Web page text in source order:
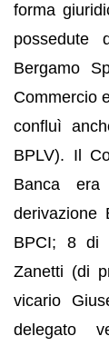
forma
possedute
Bergamo
Commercio
confluì
BPLV). Il
Banca
derivazione
BPCI; 8 di
Zanetti (di
vicario
delegato